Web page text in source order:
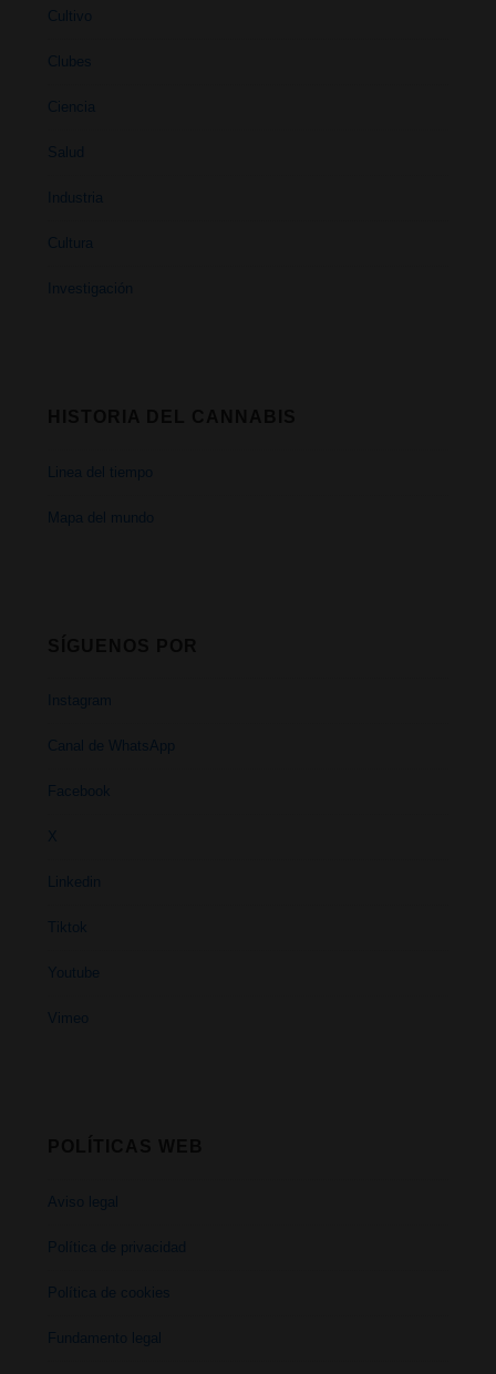
Cultivo
Clubes
Ciencia
Salud
Industria
Cultura
Investigación
Linea del tiempo
Mapa del mundo
Instagram
Canal de WhatsApp
Facebook
X
Linkedin
Tiktok
Youtube
Vimeo
Aviso legal
Política de privacidad
Política de cookies
Fundamento legal